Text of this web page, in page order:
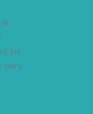
las
para